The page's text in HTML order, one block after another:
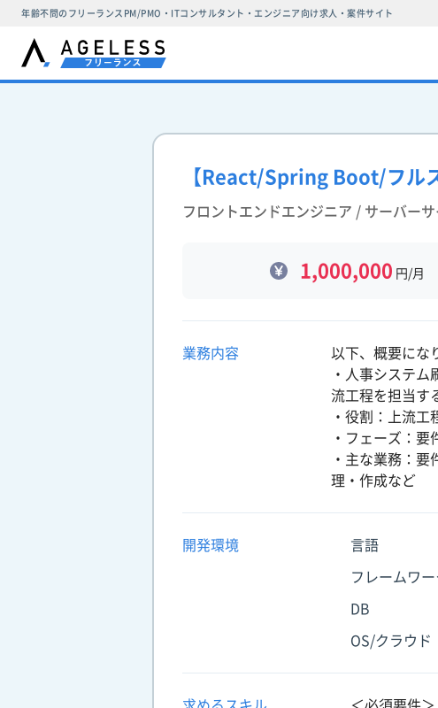
年齢不問のフリーランスPM/PMO・ITコンサルタント・エンジニア向け求人・案件サイト
【React/Spring Boot/フル
フロントエンドエンジニア / サーバー
1,000,000 円/月
業務内容
以下、概要にな
・人事システ
流工程を担当す
・役割：上流工
・フェーズ：要
・主な業務：
理・作成など
開発環境 言語
フレームワー
DB
OS/クラウド